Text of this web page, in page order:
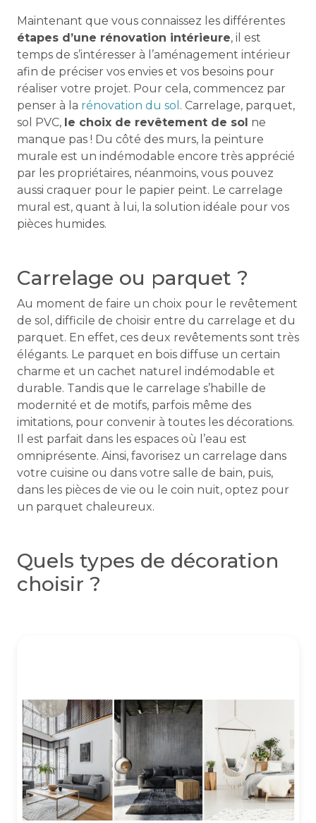
Maintenant que vous connaissez les différentes
étapes d’une rénovation intérieure, il est
temps de s’intéresser à l’aménagement intérieur
afin de préciser vos envies et vos besoins pour
réaliser votre projet. Pour cela, commencez par
penser à la rénovation du sol . Carrelage, parquet,
sol PVC, le choix de revêtement de sol ne
manque pas ! Du côté des murs, la peinture
murale est un indémodable encore très apprécié
par les propriétaires, néanmoins, vous pouvez
aussi craquer pour le papier peint. Le carrelage
mural est, quant à lui, la solution idéale pour vos
pièces humides.
Carrelage ou parquet ?
Au moment de faire un choix pour le revêtement
de sol, difficile de choisir entre du carrelage et du
parquet. En effet, ces deux revêtements sont très
élégants. Le parquet en bois diffuse un certain
charme et un cachet naturel indémodable et
durable. Tandis que le carrelage s’habille de
modernité et de motifs, parfois même des
imitations, pour convenir à toutes les décorations.
Il est parfait dans les espaces où l’eau est
omniprésente. Ainsi, favorisez un carrelage dans
votre cuisine ou dans votre salle de bain, puis,
dans les pièces de vie ou le coin nuit, optez pour
un parquet chaleureux.
Quels types de décoration
choisir ?